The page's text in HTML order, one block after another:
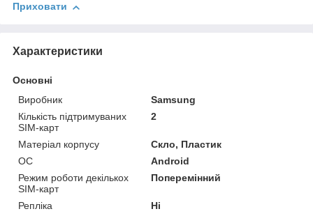
Приховати
Характеристики
Основні
Виробник
Samsung
Кількість підтримуваних
SIM-карт
2
Матеріал корпусу
Скло, Пластик
ОС
Android
Режим роботи декількох
SIM-карт
Поперемінний
Репліка
Ні